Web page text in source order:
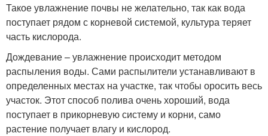
Такое увлажнение почвы не желательно, так как вода
поступает рядом с корневой системой, культура теряет
часть кислорода.
Дождевание – увлажнение происходит методом
распыления воды. Сами распылители устанавливают в
определенных местах на участке, так чтобы оросить весь
участок. Этот способ полива очень хороший, вода
поступает в прикорневую систему и корни, само
растение получает влагу и кислород.